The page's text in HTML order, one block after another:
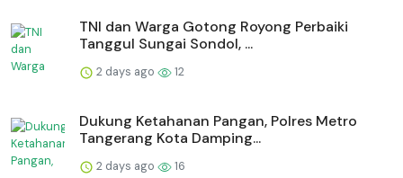
TNI dan Warga Gotong Royong Perbaiki
Tanggul Sungai Sondol, ...
2 days ago 12
Dukung Ketahanan Pangan, Polres Metro
Tangerang Kota Damping...
2 days ago 16